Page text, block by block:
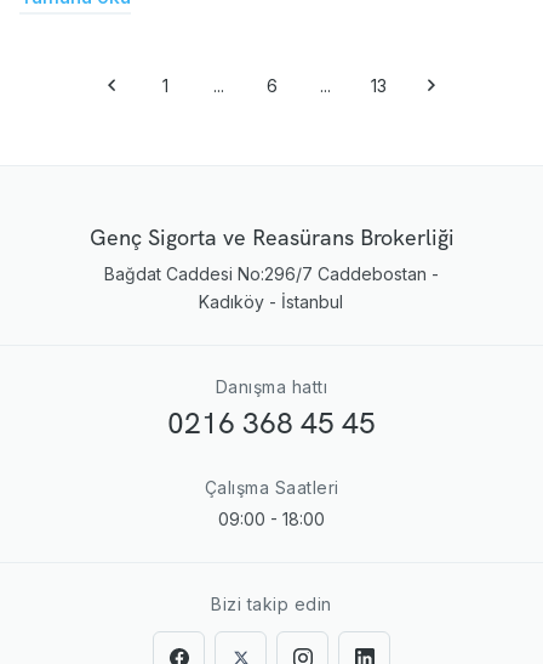
1 ... 6 ... 13
Genç Sigorta ve Reasürans Brokerliği
Bağdat Caddesi No:296/7 Caddebostan -
Kadıköy - İstanbul
Danışma hattı
0216 368 45 45
Çalışma Saatleri
09:00 - 18:00
Bizi takip edin